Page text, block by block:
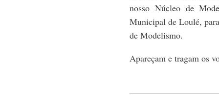
nosso Núcleo de
Municipal de Loulé,
de Modelismo.
Apareçam e tragam os